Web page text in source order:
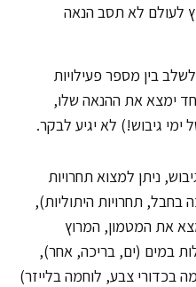
לעולם לא תסב הנאה
בין מספר פעילויות
ימצא את ההנאה שלו,
ניתן למצוא תחרויות
בחבל, תחרויות היתוליות),
את המטמון, המרוץ
במים (ים, בריכה, אחר),
בכדורי צבע, לוחמה בלייזר)